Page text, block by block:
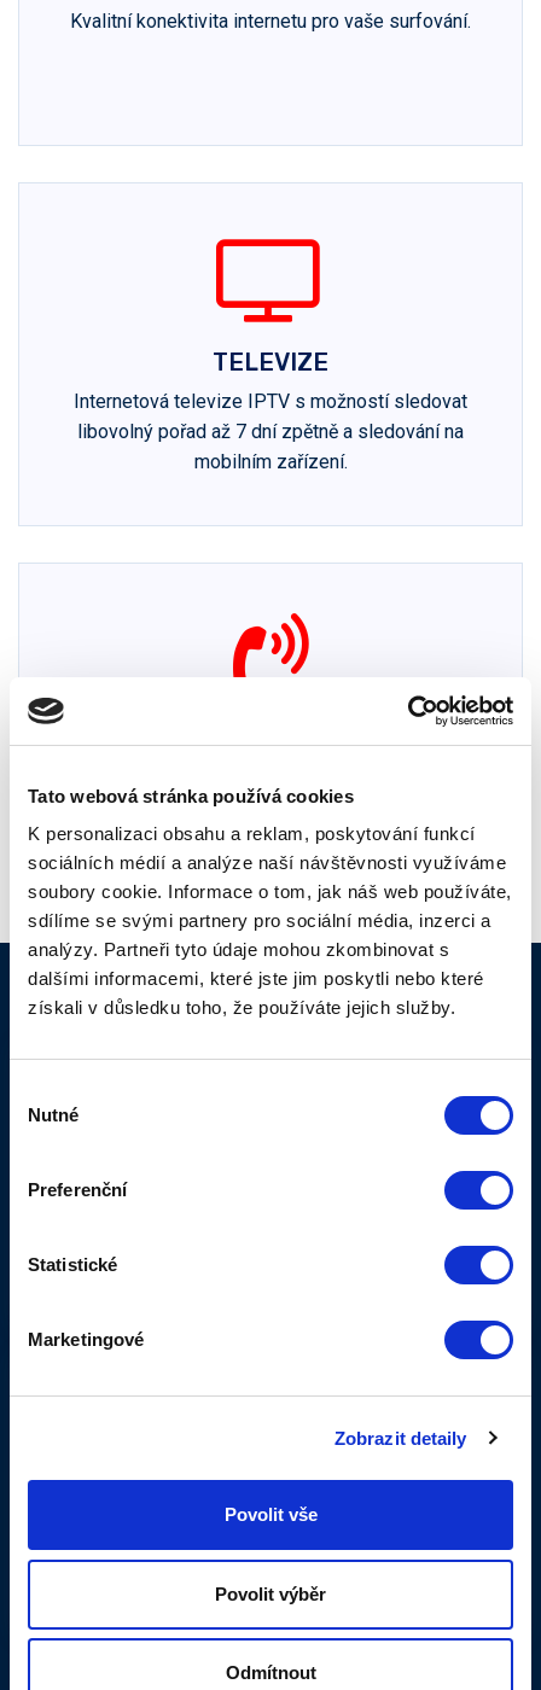
Tato webová stránka používá cookies
K personalizaci obsahu a reklam, poskytování funkcí
sociálních médií a analýze naší návštěvnosti využíváme
soubory cookie. Informace o tom, jak náš web používáte,
sdílíme se svými partnery pro sociální média, inzerci a
analýzy. Partneři tyto údaje mohou zkombinovat s
dalšími informacemi, které jste jim poskytli nebo které
získali v důsledku toho, že používáte jejich služby.
souhlasu
Nutné
Preferenční
Statistické
Marketingové
Zobrazit detaily
Povolit vše
Povolit výběr
Odmítnout
Kvalitní konektivita internetu pro vaše surfování.
TELEVIZE
Internetová televize IPTV s možností sledovat
libovolný pořad až 7 dní zpětně a sledování na
mobilním zařízení.
VOLÁNÍ
Aktuality
Kamera čápi
adrese www.capibrandys.cz můžete
síti.
VÍCE...
Od dubna spouštíme nové www
stránky, doufáme, že přispějí k
přehlednosti naší nabídky. Případné
komplikace nám prosím nahlaste na
noc@ttnet.cz.